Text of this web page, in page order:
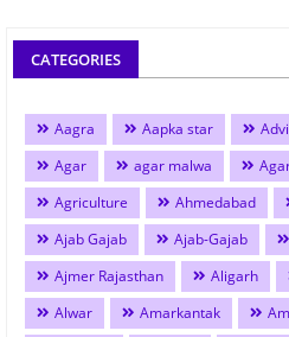
CATEGORIES
Aagra Aapka star
Agar
agar malwa
Agriculture
Ahmedabad
Ajab Gajab
Ajab-Gajab
Ajmer Rajasthan
Aligarh
Alwar
Amarkantak